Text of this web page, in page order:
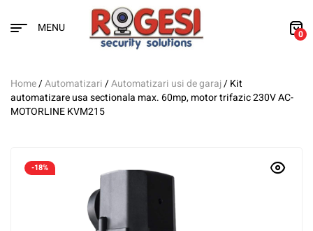
MENU 0
Home/Automatizari/Automatizari usi de garaj/ Kit
automatizare usa sectionala max. 60mp, motor trifazic 230V AC-
MOTORLINE KVM215
-18%